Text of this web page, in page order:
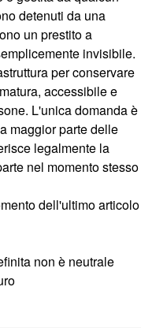
detenuti da una
un prestito a
invisibile.
per conservare
accessibile e
L'unica domanda è
maggior parte delle
legalmente la
nel momento stesso
dell'ultimo articolo
non è neutrale